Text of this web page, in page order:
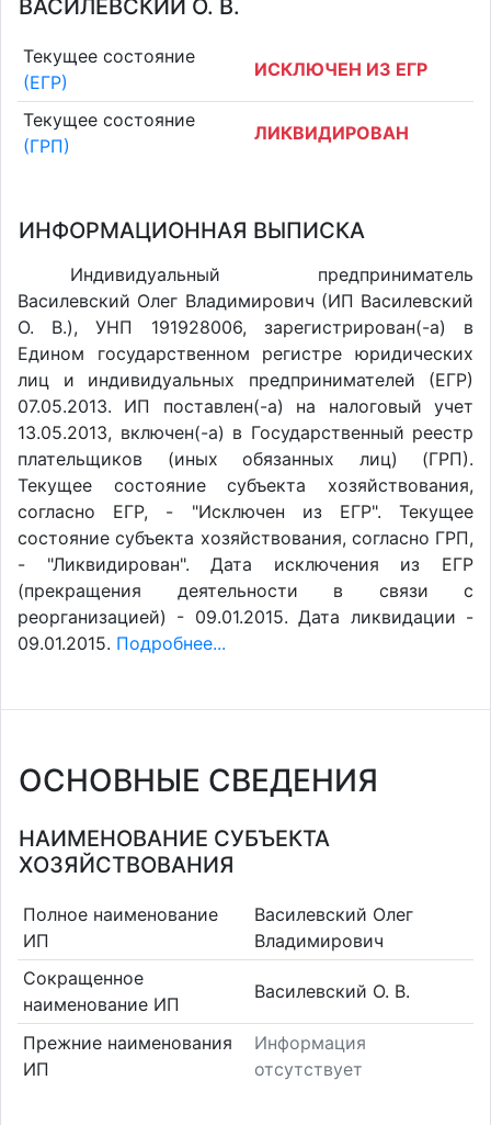
ВАСИЛЕВСКИЙ О. В.
Текущее состояние
(ЕГР)
ИСКЛЮЧЕН ИЗ ЕГР
Текущее состояние
(ГРП)
ЛИКВИДИРОВАН
ИНФОРМАЦИОННАЯ ВЫПИСКА
Индивидуальный предприниматель
Василевский Олег Владимирович (ИП Василевский
О. В.), УНП 191928006, зарегистрирован(-а) в
Едином государственном регистре юридических
лиц и индивидуальных предпринимателей (ЕГР)
07.05.2013. ИП поставлен(-a) на налоговый учет
13.05.2013, включен(-a) в Государственный реестр
плательщиков (иных обязанных лиц) (ГРП).
Текущее состояние субъекта хозяйствования,
согласно ЕГР, - "Исключен из ЕГР". Текущее
состояние субъекта хозяйствования, согласно ГРП,
- "Ликвидирован". Дата исключения из ЕГР
(прекращения деятельности в связи с
реорганизацией) - 09.01.2015. Дата ликвидации -
09.01.2015. Подробнее...
ОСНОВНЫЕ СВЕДЕНИЯ
НАИМЕНОВАНИЕ СУБЪЕКТА
ХОЗЯЙСТВОВАНИЯ
Полное наименование
ИП
Василевский Олег
Владимирович
Сокращенное
наименование ИП
Василевский О. В.
Прежние наименования
ИП
Информация
отсутствует